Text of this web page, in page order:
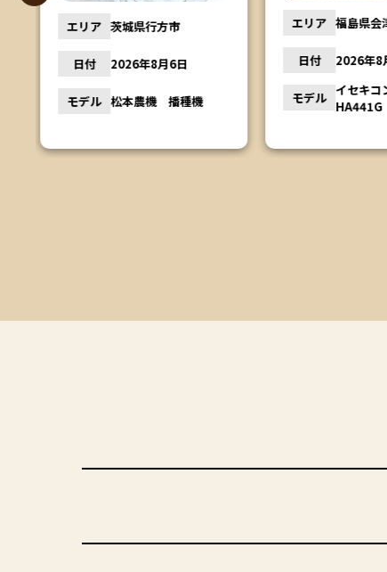
エリア 福島県会津若松市
日付 2026年8月5日
モデル
HA441G
YM2310